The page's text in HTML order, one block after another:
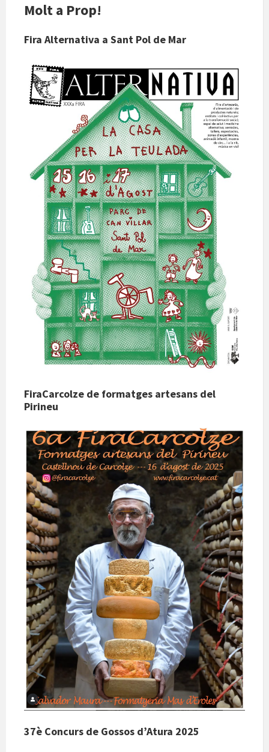
Molt a Prop!
Fira Alternativa a Sant Pol de Mar
FiraCarcolze de formatges artesans del
Pirineu
37è Concurs de Gossos d’Atura 2025